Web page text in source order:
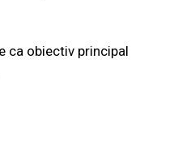
ca obiectiv principal